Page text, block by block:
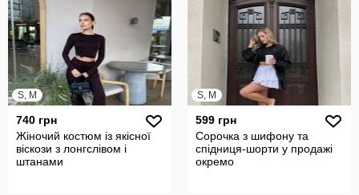
S, M
740 грн
Жіночий костюм із якісної
віскози з лонгслівом і
штанами
S, M
599 грн
Сорочка з шифону та
спідниця-шорти у продажі
окремо